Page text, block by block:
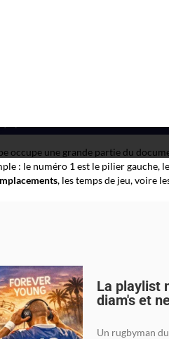
occupe une grande partie du
: le numéro 1 est le pilier gauche,
, les temps de jeu, voire
La playlist
diam's et
Un rugbyman